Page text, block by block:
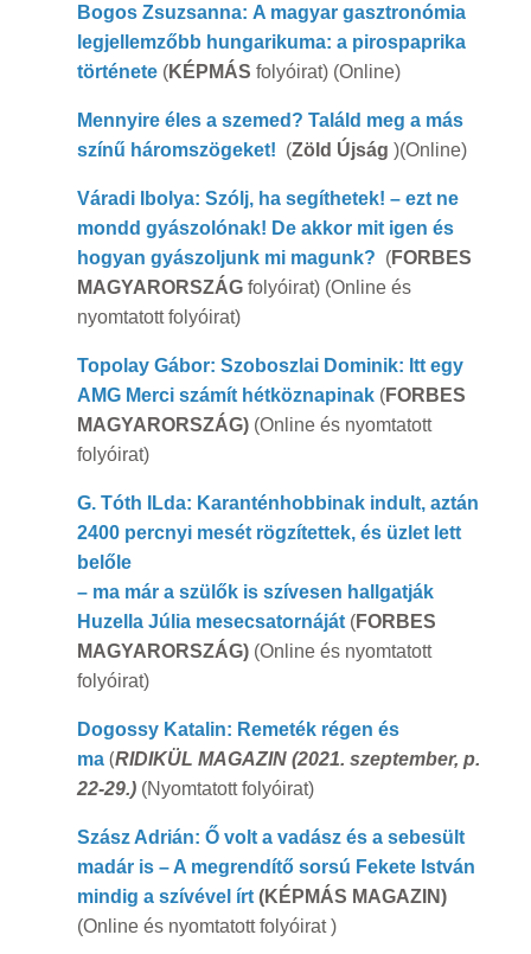
Bogos Zsuzsanna: A magyar gasztronómia
legjellemzőbb hungarikuma: a pirospaprika
története (KÉPMÁS folyóirat) (Online)
Mennyire éles a szemed? Találd meg a más
színű háromszögeket! (Zöld Újság )(Online)
Váradi Ibolya: Szólj, ha segíthetek! – ezt ne
mondd gyászolónak! De akkor mit igen és
hogyan gyászoljunk mi magunk? (FORBES
MAGYARORSZÁGfolyóirat) (Online és
nyomtatott folyóirat)
Topolay Gábor: Szoboszlai Dominik: Itt egy
AMG Merci számít hétköznapinak(FORBES
MAGYARORSZÁG) (Online és nyomtatott
folyóirat)
G. Tóth ILda: Karanténhobbinak indult, aztán
2400 percnyi mesét rögzítettek, és üzlet lett
belőle
– ma már a szülők is szívesen hallgatják
Huzella Júlia mesecsatornáját (FORBES
MAGYARORSZÁG) (Online és nyomtatott
folyóirat)
Dogossy Katalin: Remeték régen és
ma (RIDIKÜL MAGAZIN (2021. szeptember, p.
22-29.) (Nyomtatott folyóirat)
Szász Adrián: Ő volt a vadász és a sebesült
madár is – A megrendítő sorsú Fekete István
mindig a szívével írt (KÉPMÁS MAGAZIN)
(Online és nyomtatott folyóirat )